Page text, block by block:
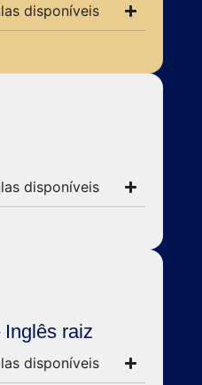
disponíveis
disponíveis
raiz
disponíveis